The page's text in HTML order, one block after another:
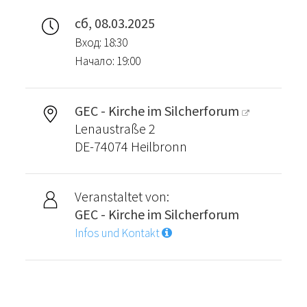
сб, 08.03.2025
Вход: 18:30
Начало: 19:00
GEC - Kirche im Silcherforum
Lenaustraße 2
DE-74074 Heilbronn
Veranstaltet von:
GEC - Kirche im Silcherforum
Infos und Kontakt